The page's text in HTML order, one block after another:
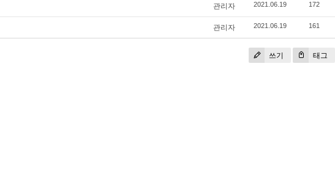
관리자 2021.06.19 172
관리자 2021.06.19 161
쓰기 태그